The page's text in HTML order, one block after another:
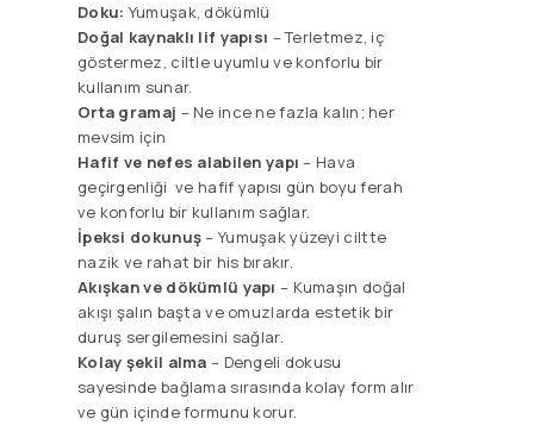
Doku: Yumuşak, dökümlü
Doğal kaynaklı lif yapısı – Terletmez, iç
göstermez, ciltle uyumlu ve konforlu bir
kullanım sunar.
Orta gramaj – Ne ince ne fazla kalın; her
mevsim için
Hafif ve nefes alabilen yapı – Hava
geçirgenliği ve hafif yapısı gün boyu ferah
ve konforlu bir kullanım sağlar.
İpeksi dokunuş– Yumuşak yüzeyi ciltte
nazik ve rahat bir his bırakır.
Akışkan ve dökümlü yapı – Kumaşın doğal
akışı şalın başta ve omuzlarda estetik bir
duruş sergilemesini sağlar.
Kolay şekil alma – Dengeli dokusu
sayesinde bağlama sırasında kolay form alır
ve gün içinde formunu korur.